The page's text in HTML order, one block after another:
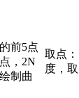
前5点
，2N
制曲
取点：
度，